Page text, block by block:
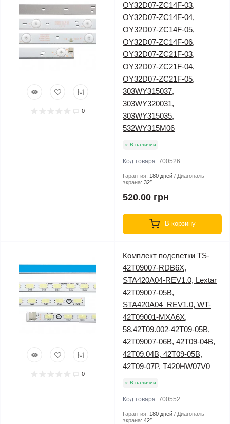
0
OY32D07-ZC14F-03,
OY32D07-ZC14F-04,
OY32D07-ZC14F-05,
OY32D07-ZC14F-06,
OY32D07-ZC21F-03,
OY32D07-ZC21F-04,
OY32D07-ZC21F-05,
303WY315037,
303WY320031,
303WY315035,
532WY315M06
В наличии
Код товара: 700526
Гарантия: 180 дней
Диагональ
экрана: 32″
520.00 грн
В корзину
0
Комплект подсветки TS-
42T09007-RDB6X,
STA420A04-REV1.0, Lextar
42T09007-05B,
STA420A04_REV1.0, WT-
42T09001-MXA6X,
58.42T09.002-42T09-05B,
42T09007-06B, 42T09-04B,
42T09.04B, 42T09-05B,
42T09-07P, T420HW07V0
В наличии
Код товара: 700552
Гарантия: 180 дней
Диагональ
экрана: 42″